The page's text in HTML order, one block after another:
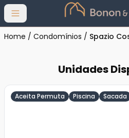
Abrir menu
Home / Condomínios / Spazio
Unidades
Aceita Permuta Piscina Sacada